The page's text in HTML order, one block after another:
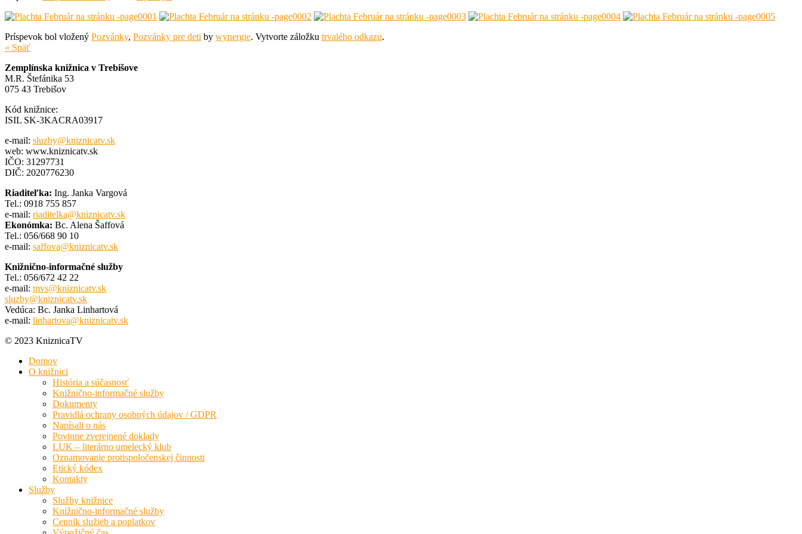
Príspevok bol vložený Pozvánky, Pozvánky pre deti by wynergie. Vytvorte záložku trvalého odkazu.
« Späť
Zemplínska knižnica v Trebišove
M.R. Štefánika 53
075 43 Trebišov
Kód knižnice:
ISIL SK-3KACRA03917
e-mail: sluzby@kniznicatv.sk
web: www.kniznicatv.sk
IČO: 31297731
DIČ: 2020776230
Riaditeľka: Ing. Janka Vargová
Tel.: 0918 755 857
e-mail: riaditelka@kniznicatv.sk
Ekonómka: Bc. Alena Šaffová
Tel.: 056/668 90 10
e-mail: saffova@kniznicatv.sk
Knižnično-informačné služby
Tel.: 056/672 42 22
e-mail: mvs@kniznicatv.sk
sluzby@kniznicatv.sk
Vedúca: Bc. Janka Linhartová
e-mail: linhartova@kniznicatv.sk
© 2023 KniznicaTV
Domov
O knižnici
História a súčasnosť
Knižnično-informačné služby
Dokumenty
Pravidlá ochrany osobných údajov / GDPR
Napísali o nás
Povinne zverejnené doklady
LUK – literárno umelecký klub
Oznamovanie protispoločenskej činnosti
Etický kódex
Kontakty
Služby
Služby knižnice
Knižnično-informačné služby
Cenník služieb a poplatkov